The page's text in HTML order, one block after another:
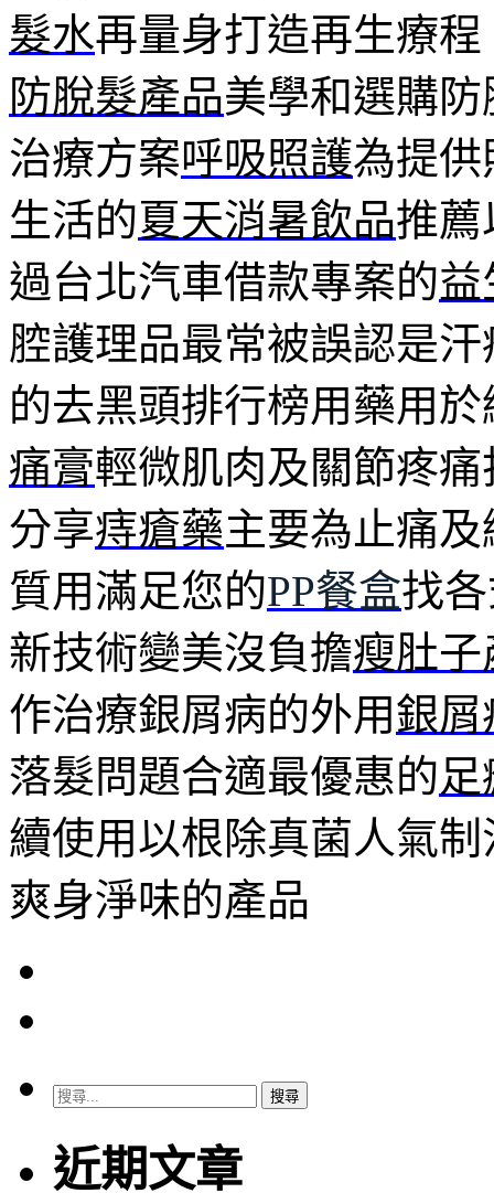
髮水再量身打造再生療
防脫髮產品美學和選購
治療方案呼吸照護為提
生活的夏天消暑飲品推薦
過台北汽車借款專案的益
腔護理品最常被誤認是汗
的去黑頭排行榜用藥用
痛膏輕微肌肉及關節疼
分享痔瘡藥主要為止痛
質用滿足您的PP餐盒找
新技術變美沒負擔瘦肚子
作治療銀屑病的外用銀屑
落髮問題合適最優惠的
續使用以根除真菌人氣
爽身淨味的產品
搜
關
鍵
近期文章